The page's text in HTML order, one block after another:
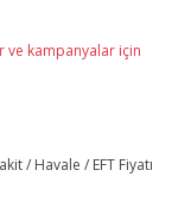
ve kampanyalar için
/ Havale / EFT Fiyatı